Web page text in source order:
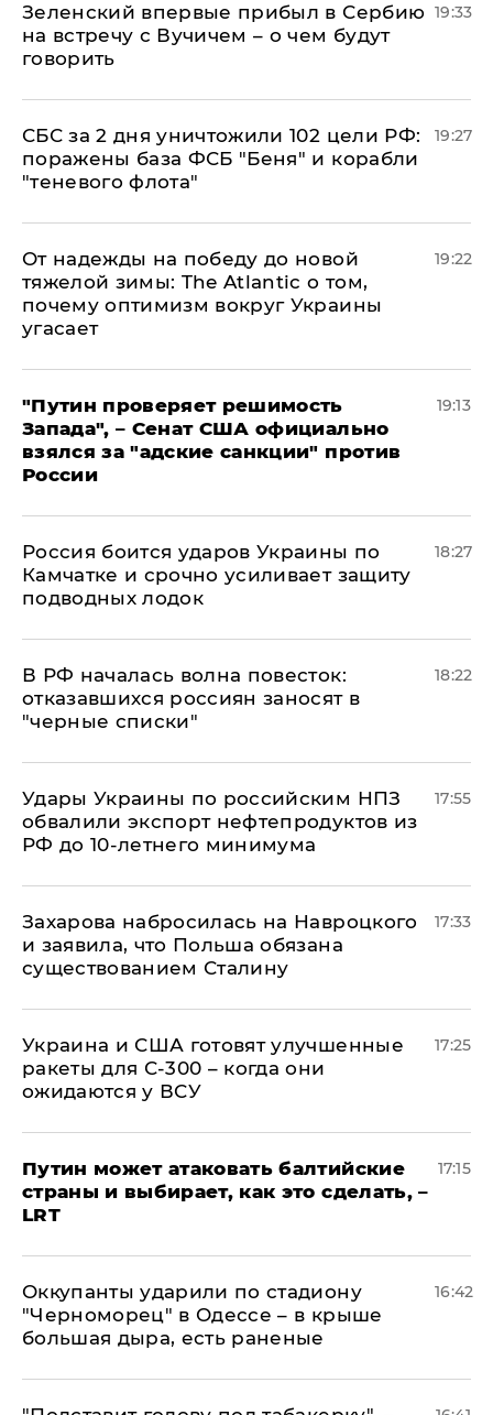
Зеленский впервые прибыл в Сербию
на встречу с Вучичем – о чем будут
говорить
19:33
СБС за 2 дня уничтожили 102 цели РФ:
поражены база ФСБ "Беня" и корабли
"теневого флота"
19:27
От надежды на победу до новой
тяжелой зимы: The Atlantic о том,
почему оптимизм вокруг Украины
угасает
19:22
"Путин проверяет решимость
Запада", – Сенат США официально
взялся за "адские санкции" против
России
19:13
Россия боится ударов Украины по
Камчатке и срочно усиливает защиту
подводных лодок
18:27
​В РФ началась волна повесток:
отказавшихся россиян заносят в
"черные списки"
18:22
Удары Украины по российским НПЗ
обвалили экспорт нефтепродуктов из
РФ до 10-летнего минимума
17:55
​Захарова набросилась на Навроцкого
и заявила, что Польша обязана
существованием Сталину
17:33
Украина и США готовят улучшенные
ракеты для С-300 – когда они
ожидаются у ВСУ
17:25
Путин может атаковать балтийские
страны и выбирает, как это сделать, –
LRT
17:15
Оккупанты ударили по стадиону
"Черноморец" в Одессе – в крыше
большая дыра, есть раненые
16:42